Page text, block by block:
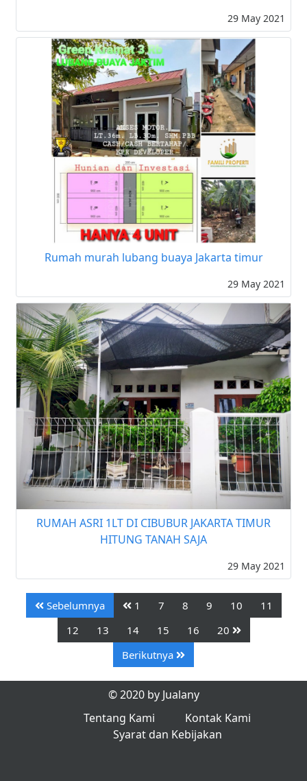
29 May 2021
Rumah murah lubang buaya Jakarta timur
29 May 2021
RUMAH ASRI 1LT DI CIBUBUR JAKARTA TIMUR
HITUNG TANAH SAJA
29 May 2021
Sebelumnya 1 7 8 9 10
11
12
13 14 15 16
20
Berikutnya
© 2020 by Jualany
Tentang Kami
Kontak Kami
Syarat dan Kebijakan